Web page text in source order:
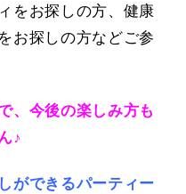
をお探しの方、健康
お探しの方などご参
、今後の楽しみ方も
♪
ができるパーティー